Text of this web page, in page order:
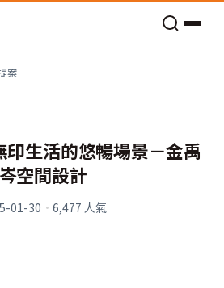
案
印生活的悠暢場景－金禹
岑空間設計
01-30 · 6,477 人氣